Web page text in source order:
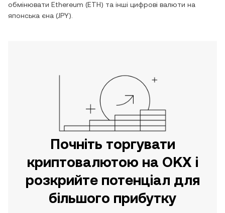
обмінювати Ethereum (ETH) та інші цифрові валюти на
японська єна (JPY).
Почніть торгувати
криптовалютою на OKX і
розкрийте потенціал для
більшого прибутку